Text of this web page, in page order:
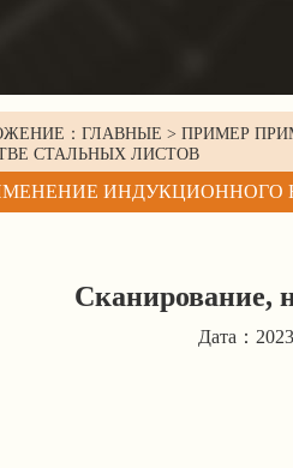
ИНДУКЦИОННОГО
： ГЛАВНЫЕ > ПРИМЕР
СТАЛЬНЫХ ЛИСТОВ
Сканирование,
Дата：